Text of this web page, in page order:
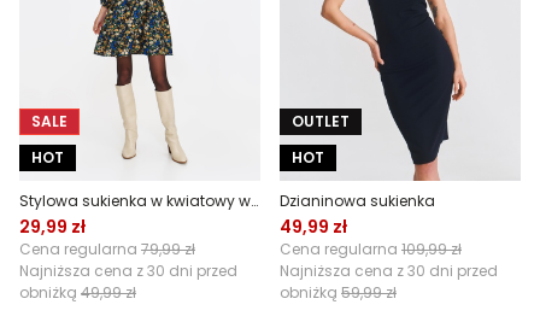
SALE
HOT
Stylowa sukienka w kwiatowy wzór
29,99 zł
Cena regularna 79,99 zł
Najniższa cena z 30 dni przed
obniżką 49,99 zł
OUTLET
HOT
Dzianinowa sukienka
49,99 zł
Cena regularna 109,99 zł
Najniższa cena z 30 dni przed
obniżką 59,99 zł